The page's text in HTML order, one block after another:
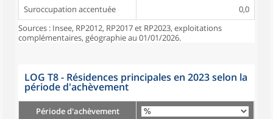
Suroccupation accentuée
0,0
Sources : Insee, RP2012, RP2017 et RP2023, exploitations
complémentaires, géographie au 01/01/2026.
LOG T8 - Résidences principales en 2023 selon la
période d'achèvement
Période d'achèvement